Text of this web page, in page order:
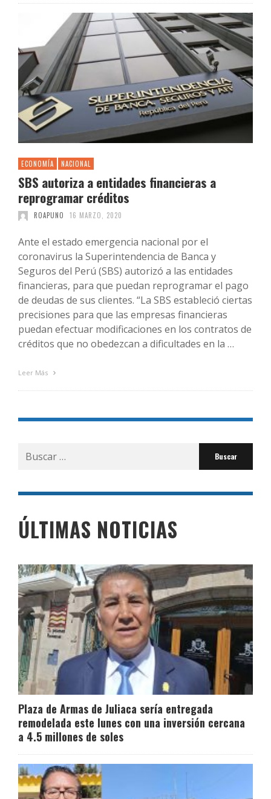
ECONOMÍA NACIONAL
SBS autoriza a entidades financieras a
reprogramar créditos
ROAPUNO 16 MARZO, 2020
Ante el estado emergencia nacional por el
coronavirus la Superintendencia de Banca y
Seguros del Perú (SBS) autorizó a las entidades
financieras, para que puedan reprogramar el pago
de deudas de sus clientes. “La SBS estableció ciertas
precisiones para que las empresas financieras
puedan efectuar modificaciones en los contratos de
créditos que no obedezcan a dificultades en la …
Leer Más
Buscar
por:
ÚLTIMAS NOTICIAS
Plaza de Armas de Juliaca sería entregada
remodelada este lunes con una inversión cercana
a 4.5 millones de soles